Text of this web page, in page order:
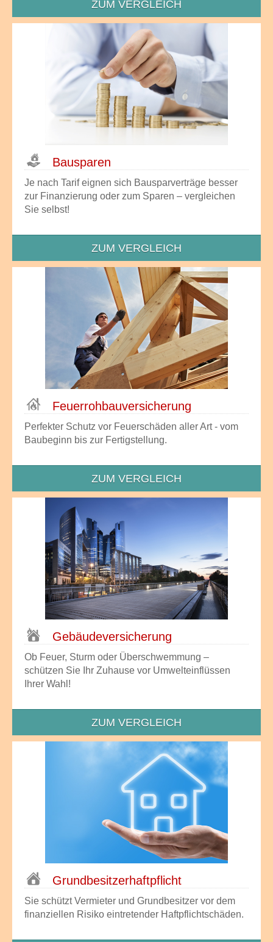
ZUM VERGLEICH
Bausparen
Je nach Tarif eignen sich Bausparverträge besser
zur Finanzierung oder zum Sparen – vergleichen
Sie selbst!
ZUM VERGLEICH
Feuer­roh­bau­versiche­rung
Perfekter Schutz vor Feuerschäden aller Art - vom
Baubeginn bis zur Fertigstellung.
ZUM VERGLEICH
Gebäude­versicherung
Ob Feuer, Sturm oder Überschwemmung –
schützen Sie Ihr Zuhause vor Umwelteinflüssen
Ihrer Wahl!
ZUM VERGLEICH
Grundbesitzer­haftpflicht
Sie schützt Vermieter und Grundbesitzer vor dem
finanziellen Risiko eintretender Haftpflichtschäden.